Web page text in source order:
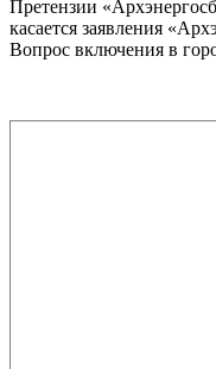
Претензии
касается заявления
Вопрос включения в